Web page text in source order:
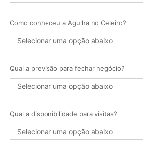
Como conheceu a Agulha no Celeiro?
Qual a previsão para fechar negócio?
Qual a disponibilidade para visitas?